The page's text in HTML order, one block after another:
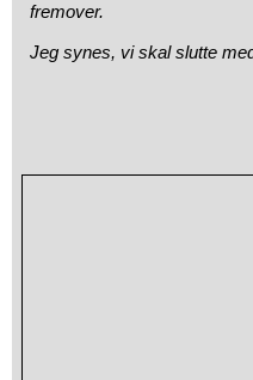
fremover.
Jeg synes, vi skal slutte